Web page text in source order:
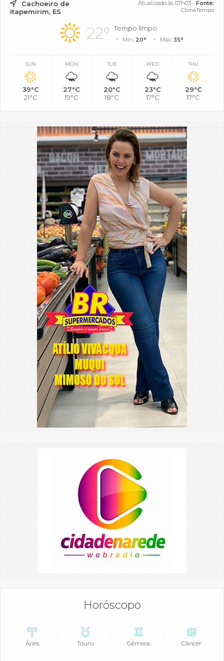
Cachoeiro de
Itapemirim, ES
Atualizado às 07h03 - Fonte:
ClimaTempo
22° Tempo limpo
Mín. 20° Máx. 35°
SUN
39°C
21°C
MON
27°C
19°C
TUE
20°C
18°C
WED
23°C
17°C
THU
29°C
17°C
Horóscopo
Áries Touro Gêmeos Câncer